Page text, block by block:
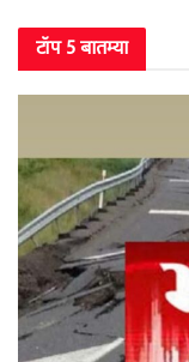
टॉप 5 बातम्या